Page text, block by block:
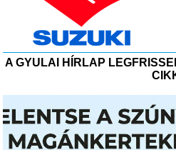
A GYULAI HÍRLAP